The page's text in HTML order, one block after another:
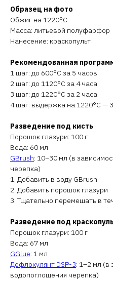
Образец на фото
Обжиг на 1220°C
Масса: литьевой полуфарфор
Нанесение: краскопульт
Рекомендованная
1 шаг: до 600°C за 5 часов
2 шаг: до 1120°C за 4 часа
3 шаг: до 1220°C за 2 часа
4 шаг: выдержка на 1220°C —
Разведение под кисть
Порошок глазури: 100 г
Вода: 60 мл
GBrush: 10–30 мл (в
черепка)
1. Добавить в воду GBrush
2. Добавить порошок глазури
3. Тщательно перемешать в
Разведение под
Порошок глазури: 100 г
Вода: 67 мл
GGlue: 1 мл
Дефлокулянт DSP-3: 1–2 мл (в
водопоглощения черепка)